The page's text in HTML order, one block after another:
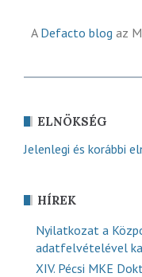
A Defacto blog az
ELNÖKSÉG
Jelenlegi és korábbi
HÍREK
Nyilatkozat a
adatfelvételével
XIV. Pécsi MKE